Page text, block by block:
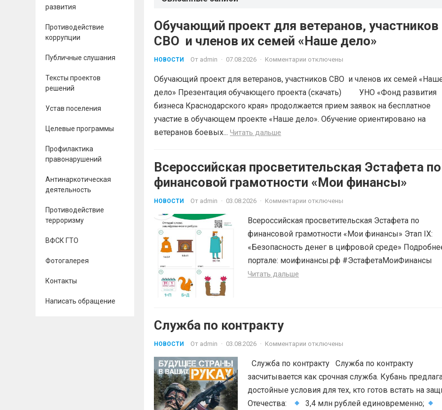
развития
Противодействие
коррупции
Публичные слушания
Тексты проектов
решений
Устав поселения
Целевые программы
Профилактика
правонарушений
Антинаркотическая
деятельность
Противодействие
терроризму
ВФСК ГТО
Фотогалерея
Контакты
Написать обращение
Обучающий проект для ветеранов, участников
СВО и членов их семей «Наше дело»
НОВОСТИ От admin · 07.08.2026 · Комментарии отключены
Обучающий проект для ветеранов, участников СВО и членов их семей
дело» Презентация обучающего проекта (скачать) УНО «Фонд развития
бизнеса Краснодарского края» продолжается прием заявок на бесплатное
участие в обучающем проекте «Наше дело». Обучение ориентировано на
ветеранов боевых... Читать дальше
Всероссийская просветительская Эстафета по
финансовой грамотности «Мои финансы»
НОВОСТИ От admin · 03.08.2026 · Комментарии отключены
Всероссийская просветительская Эстафета по
финансовой грамотности «Мои финансы» Этап IX:
«Безопасность денег в цифровой среде»
портале: моифинансы.рф #ЭстафетаМоиФинансы
Читать дальше
Служба по контракту
НОВОСТИ От admin · 03.08.2026 · Комментарии отключены
Служба по контракту Служба по контракту
засчитывается как срочная служба. Кубань
достойные условия для тех, кто готов встать на
Отечества:
3,4 млн рублей единовременно;